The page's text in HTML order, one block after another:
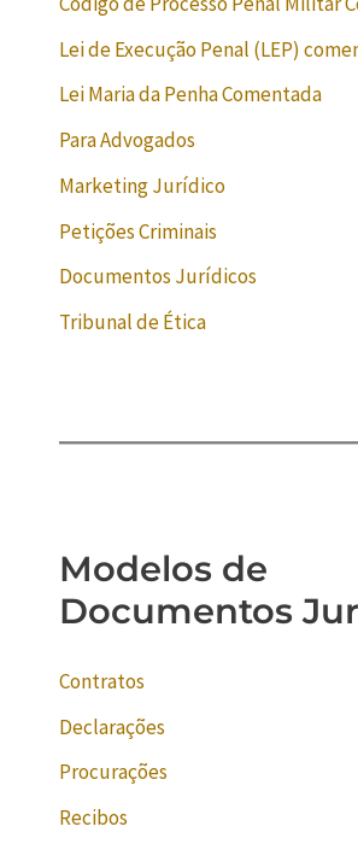
Lei de Execução Penal (LEP)
Lei Maria da Penha Comentada
Para Advogados
Marketing Jurídico
Petições Criminais
Documentos Jurídicos
Tribunal de Ética
Modelos de
Documentos
Contratos
Declarações
Procurações
Recibos